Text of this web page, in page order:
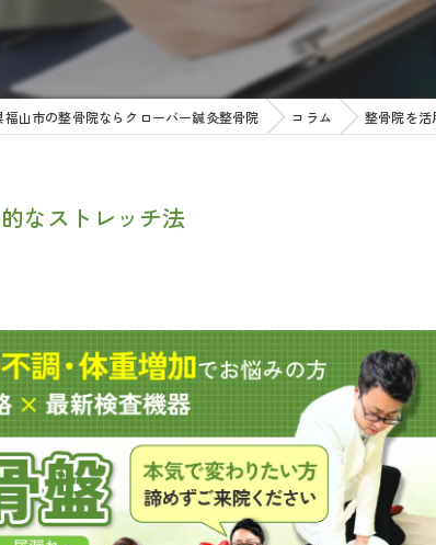
福山市の整骨院ならクローバー鍼灸整骨院 コラム 整骨院を活
なストレッチ法